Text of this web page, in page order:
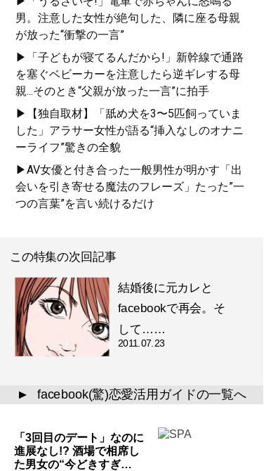
男。注意した女性が絶句した、隣に座る母親
が放った“衝撃の一言”
▶「子どもが寝てるんだから!」新幹線で通路
を塞ぐベビーカーを注意したら逆ギレする母
親...そのとき“父親が放った一言”に拍手
▶【独自取材】「舐め犬を3〜5匹飼っていま
した」アラサー女性が語る“挿入なしのオナニ
ーライフ”驚きの全貌
▶AV女優と付き合った一般男性が明かす「出
会いを引き寄せる魔法のフレーズ」たった”一
つの言葉”を言い続けるだけ
この特集の次回記事
結婚後に元カレと
facebookで再会。そ
して……
2011.07.23
▲ facebook(驚)恋愛活用ガイドの一覧へ
「3回目のデート」なのに
進展なし!? 酒場で相席し
た男女の“今どきすぎ…